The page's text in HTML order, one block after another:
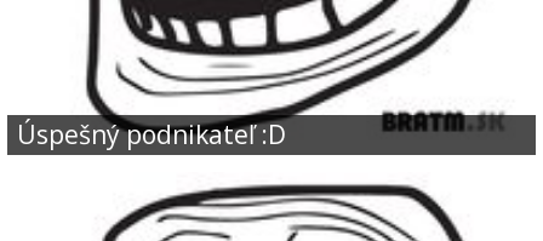
Úspešný podnikateľ :D